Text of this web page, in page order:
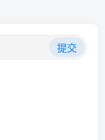
提交